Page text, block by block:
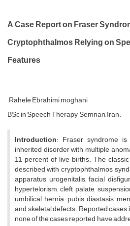
A Case Report on Fraser
Cryptophthalmos Relying on
Features
Rahele Ebrahimi moghani
BSc in Speech Therapy, Semnan, Iran.
Introduction: Fraser syndrome
inherited disorder with multiple
11 percent of live births. The
described with cryptophthalmos,
apparatus urogenitalis, facial
hypertelorism, cleft palate,
umbilical hernia, pubis diastasis,
and skeletal defects. Reported
none of the cases reported have